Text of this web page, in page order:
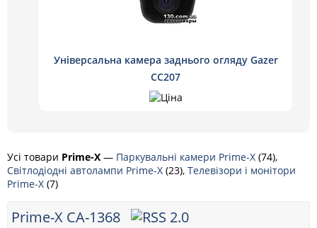
Універсальна камера заднього огляду Gazer
CC207
Усі товари Prime-X — Паркувальні камери Prime-X (74),
Cвітлодіодні автолампи Prime-X (23), Телевізори і монітори
Prime-X (7)
Prime-X CA-1368